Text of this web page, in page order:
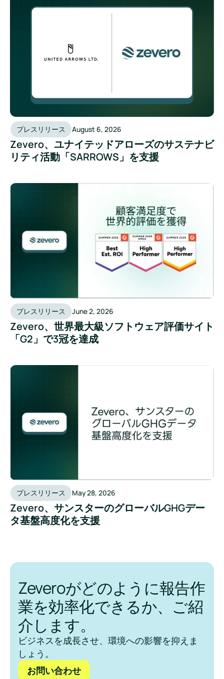
プレスリリース August 6, 2026
Zevero、ユナイテッドアローズのサステナビ
リティ活動「SARROWS」を支援
プレスリリース June 2, 2026
Zevero、世界最大級ソフトウェア評価サイト
「G2」で3冠を達成
プレスリリース May 28, 2026
Zevero、サンスターのグローバルGHGデー
タ基盤高度化を支援
Zeveroがどのように報告作
業を効率化できるか、ご紹
介します。
ビジネスを成長させ、環境への影響を抑えま
しょう。
お問い合わせ